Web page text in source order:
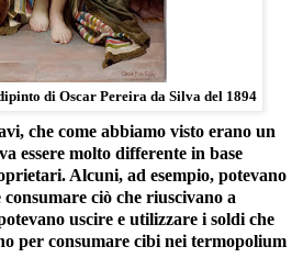
di Oscar Pereira da Silva del 1894
che come abbiamo visto erano un
essere molto differente in base
Alcuni, ad esempio, potevano
ciò che riuscivano a
uscire e utilizzare i soldi che
per consumare cibi nei termopolium